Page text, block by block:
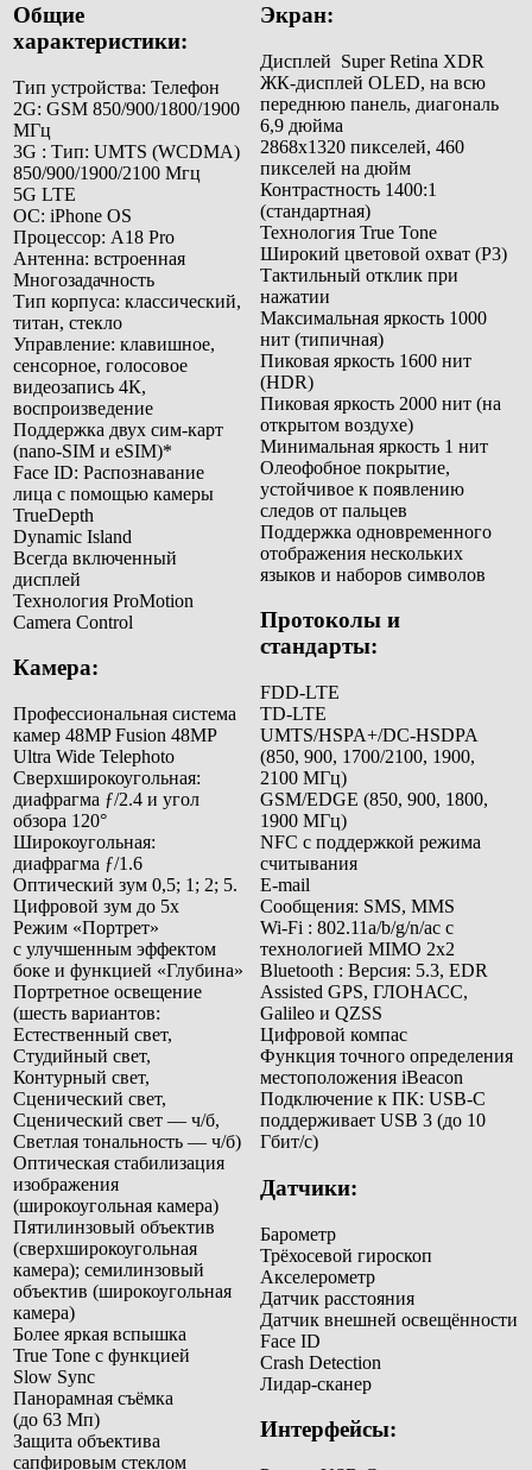
Общие
характеристики:
Тип устройства: Телефон
2G: GSM 850/900/1800/1900
МГц
3G : Тип: UMTS (WCDMA)
850/900/1900/2100 Мгц
5G LTE
ОС: iPhone OS
Процессор: A18 Pro
Антенна: встроенная
Многозадачность
Тип корпуса: классический,
титан, стекло
Управление: клавишное,
сенсорное, голосовое
видеозапись 4К,
воспроизведение
Поддержка двух сим‑карт
(nano‑SIM и eSIM)*
Face ID: Распознавание
лица с помощью камеры
TrueDepth
Dynamic Island
Всегда включенный
дисплей
Технология ProMotion
Camera Control
Камера:
Профессиональная система
камер 48MP Fusion 48MP
Ultra Wide Telephoto
Сверхширокоугольная:
диафрагма ƒ/2.4 и угол
обзора 120°
Широкоугольная:
диафрагма ƒ/1.6
Оптический зум 0,5; 1; 2; 5.
Цифровой зум до 5x
Режим «Портрет»
с улучшенным эффектом
боке и функцией «Глубина»
Портретное освещение
(шесть вариантов:
Естественный свет,
Студийный свет,
Контурный свет,
Сценический свет,
Сценический свет — ч/б,
Светлая тональность — ч/б)
Оптическая стабилизация
изображения
(широкоугольная камера)
Пятилинзовый объектив
(сверхширокоугольная
камера); семилинзовый
объектив (широкоугольная
камера)
Более яркая вспышка
True Tone с функцией
Slow Sync
Панорамная съёмка
(до 63 Мп)
Защита объектива
сапфировым стеклом
Экран:
Дисплей Super Retina XDR
ЖК‑дисплей OLED, на всю
переднюю панель, диагональ
6,9 дюйма
2868x1320 пикселей, 460
пикселей на дюйм
Контрастность 1400:1
(стандартная)
Технология True Tone
Широкий цветовой охват (P3)
Тактильный отклик при
нажатии
Максимальная яркость 1000
нит (типичная)
Пиковая яркость 1600 нит
(HDR)
Пиковая яркость 2000 нит (на
открытом воздухе)
Минимальная яркость 1 нит
Олеофобное покрытие,
устойчивое к появлению
следов от пальцев
Поддержка одновременного
отображения нескольких
языков и наборов символов
Протоколы и
стандарты:
FDD‑LTE
TD‑LTE
UMTS/HSPA+/DC-HSDPA
(850, 900, 1700/2100, 1900,
2100 МГц)
GSM/EDGE (850, 900, 1800,
1900 МГц)
NFC с поддержкой режима
считывания
E-mail
Сообщения: SMS, MMS
Wi-Fi : 802.11a/b/g/n/ac с
технологией MIMO 2х2
Bluetooth : Версия: 5.3, EDR
Assisted GPS, ГЛОНАСС,
Galileo и QZSS
Цифровой компас
Функция точного определения
местоположения iBeacon
Подключение к ПК: USB-C
поддерживает USB 3 (до 10
Гбит/с)
Датчики:
Барометр
Трёхосевой гироскоп
Акселерометр
Датчик расстояния
Датчик внешней освещённости
Face ID
Crash Detection
Лидар-сканер
Интерфейсы: